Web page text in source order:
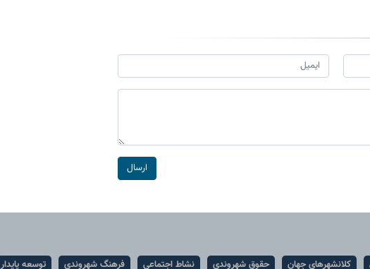
ارسال
کلانشهرهای جهان حقوق شهروندی نشاط اجتماعی فرهنگ شهروندی توسعه پایدار